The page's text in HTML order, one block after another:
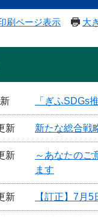
刷ページ表示 大
「ぎふSDGs
新 新たな総合戦
新
～あなたのご
ます
新 【訂正】7月